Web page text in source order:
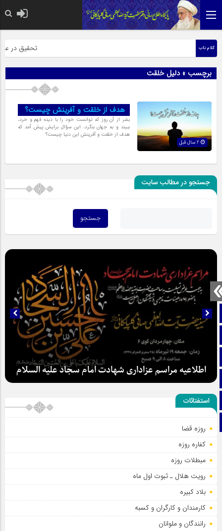
صفحه نخست
آپارات
اینستاگرام
کلام ناب تحقیق در
برچسب » دلیل خلقت
هدف از خلقت و آفرينش چيست؟
بشر از آن روز كه توانست خود را با ديده فهم و خرد،
ببيند و به جهان بنگرد، اين سؤال برايش پيش آمد که
هدف از خلقت و آفرينش اين‌ دنیا چیست؟
جستجو در مطالب سایت
اطلاعیه مراسم عزاداری شهادت امام سجاد علیه السلام
استفتائات
روزه قضا
کفاره روزه
مبطلات روزه
رویت هلال ـ ثبوت اول ماه
بلاد کبیره
کارمندان و کارگران و کسبه
رانندگان و ملوانان